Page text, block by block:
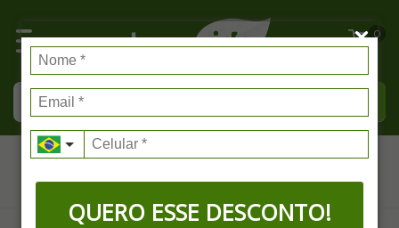
QUERO ESSE DESCONTO!
0
Lavadoras